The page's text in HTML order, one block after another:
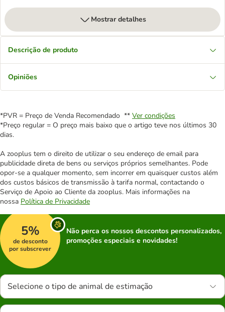
Mostrar detalhes
Descrição de produto
Opiniões
*PVR = Preço de Venda Recomendado ** Ver condições
*Preço regular = O preço mais baixo que o artigo teve nos últimos 30
dias.
A zooplus tem o direito de utilizar o seu endereço de email para
publicidade direta de bens ou serviços próprios semelhantes. Pode
opor-se a qualquer momento, sem incorrer em quaisquer custos além
dos custos básicos de transmissão à tarifa normal, contactando o
Serviço de Apoio ao Cliente da zooplus. Mais informações na
nossa Política de Privacidade
5%
de desconto
por subscrever
Não perca os nossos descontos personalizados,
promoções especiais e novidades!
Selecione o tipo de animal de estimação